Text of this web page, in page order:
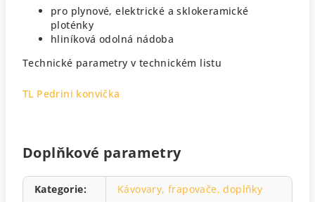
pro plynové, elektrické a sklokeramické
ploténky
hliníková odolná nádoba
Technické parametry v technickém listu
TL Pedrini konvička
Doplňkové parametry
Kategorie:
Kávovary, frapovače, doplňky